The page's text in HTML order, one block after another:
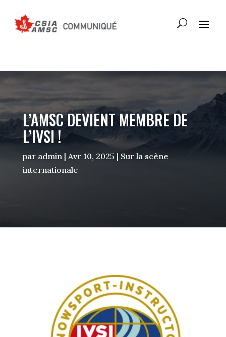
L’AMSC DEVIENT MEMBRE DE
L’IVSI !
par admin| Avr 10, 2025 | Sur la scène
internationale